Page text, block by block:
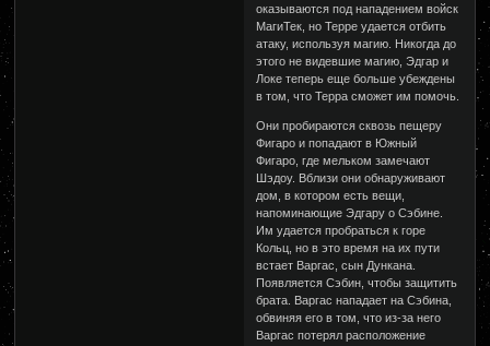
оказываются под нападением войск
МагиТек, но Терре удается отбить
атаку, используя магию. Никогда до
этого не видевшие магию, Эдгар и
Локе теперь еще больше убеждены
в том, что Терра сможет им помочь.
Они пробираются сквозь пещеру
Фигаро и попадают в Южный
Фигаро, где мельком замечают
Шэдоу. Вблизи они обнаруживают
дом, в котором есть вещи,
напоминающие Эдгару о Сэбине.
Им удается пробраться к горе
Кольц, но в это время на их пути
встает Варгас, сын Дункана.
Появляется Сэбин, чтобы защитить
брата. Варгас нападает на Сэбина,
обвиняя его в том, что из-за него
Варгас потерял расположение